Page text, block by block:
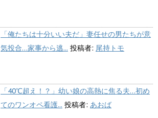
「俺たちは十分いい夫だ」妻任せの男たちが意
気投合…家事から逃... 投稿者: 尾持トモ
「40℃超え！？」幼い娘の高熱に焦る夫…初め
てのワンオペ看護... 投稿者: あおば